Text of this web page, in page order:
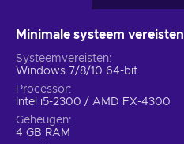
Minimale systeem vereisten
Systeemvereisten
Windows 7/8/10 64-bit
Processor
Intel i5-2300 / AMD FX-4300
Geheugen
4 GB RAM